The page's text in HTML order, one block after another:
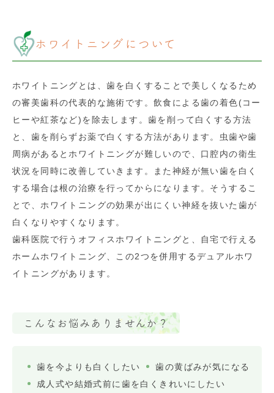
ホワイトニングについて
ホワイトニングとは、歯を白くすることで美しくなるため
の審美歯科の代表的な施術です。飲食による歯の着色(コー
ヒーや紅茶など)を除去します。歯を削って白くする方法
と、歯を削らずお薬で白くする方法があります。虫歯や歯
周病があるとホワイトニングが難しいので、口腔内の衛生
状況を同時に改善していきます。また神経が無い歯を白く
する場合は根の治療を行ってからになります。そうするこ
とで、ホワイトニングの効果が出にくい神経を抜いた歯が
白くなりやすくなります。
歯科医院で行うオフィスホワイトニングと、自宅で行える
ホームホワイトニング、この2つを併用するデュアルホワ
イトニングがあります。
こんなお悩みありませんか？
歯を今よりも白くしたい
歯の黄ばみが気になる
成人式や結婚式前に歯を白くきれいにしたい